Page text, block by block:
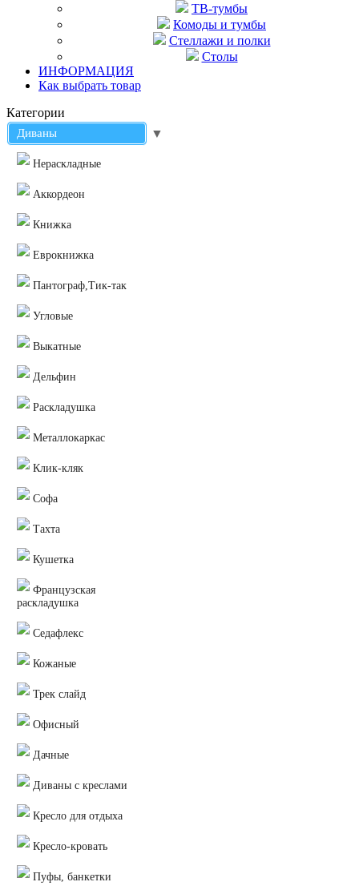
ТВ-тумбы
Комоды и тумбы
Стеллажи и полки
Столы
ИНФОРМАЦИЯ
Как выбрать товар
Категории
Диваны ▼
Нераскладные
Аккордеон
Книжка
Еврокнижка
Пантограф,Тик-так
Угловые
Выкатные
Дельфин
Раскладушка
Металлокаркас
Клик-кляк
Софа
Тахта
Кушетка
Французская
раскладушка
Седафлекс
Кожаные
Трек слайд
Офисный
Дачные
Диваны с креслами
Кресло для отдыха
Кресло-кровать
Пуфы, банкетки